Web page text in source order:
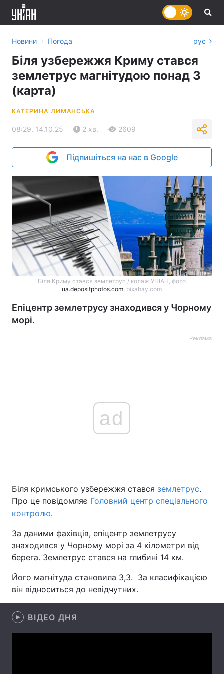
Головна Війна
Україна
Економіка Світ
Спорт Наука
Техно і зв'язок Лайт
Зброя Інциденти
Здоров'я
Новини › Погода рус
Біля узбережжя Криму стався
землетрус магнітудою понад 3
(карта)
КАТЕРИНА ЛИМАНСЬКА
08:29, 14.10.25 2 хв. 2609
Підпишіться на нас в Google
Біля Криму стався землетрус / колаж УНІАН, фото
ua.depositphotos.com, pixabay.com
Епіцентр землетрусу знаходився у Чорному
морі.
Реклама
ad
Біля кримського узбережжя стався землетрус.
Про це повідомляє Головний центр спеціального
контролю.
За даними фахівців, епіцентр землетрусу
знаходився у Чорному морі за 4 кілометри від
берега. Землетрус стався на глибині 14 км.
Його магнітуда становила 3,3. За класифікацією
він відноситься до невідчутних.
ВІДЕО ДНЯ